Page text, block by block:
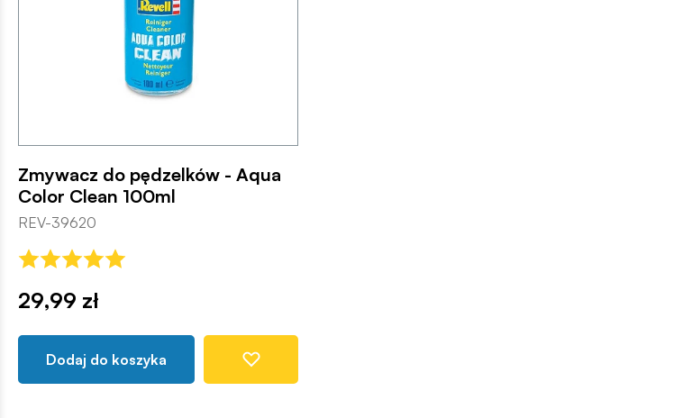
Zmywacz do pędzelków - Aqua
Color Clean 100ml
REV-39620
29,99 zł
Dodaj do koszyka